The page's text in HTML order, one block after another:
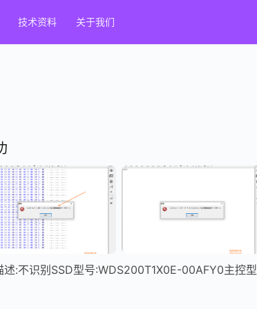
技术资料 关于我们
:不识别SSD型号:WDS200T1X0E-00AFY0主控型